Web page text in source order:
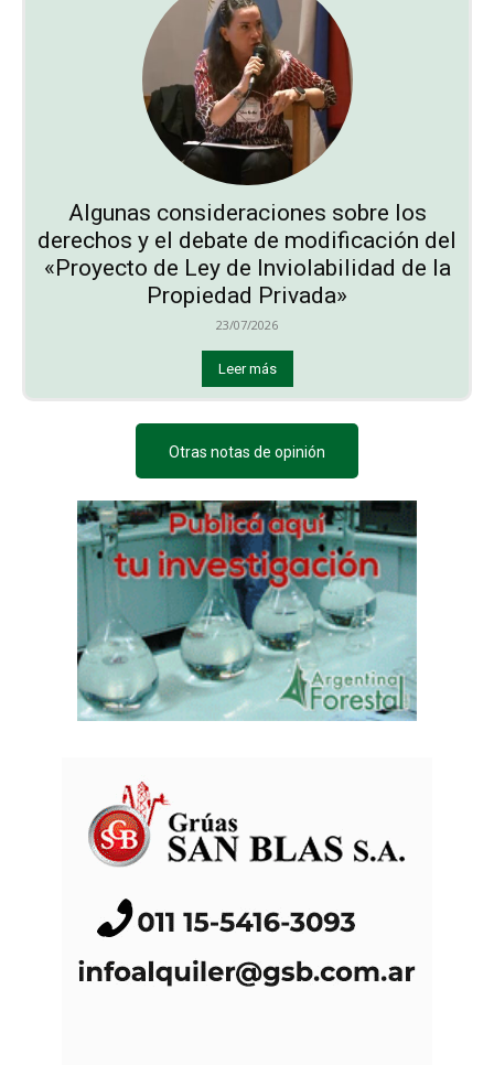
Algunas consideraciones sobre los
derechos y el debate de modificación del
«Proyecto de Ley de Inviolabilidad de la
Propiedad Privada»
23/07/2026
Leer más
Otras notas de opinión